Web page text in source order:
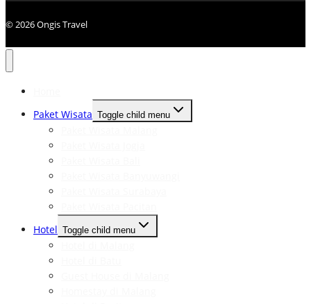
© 2026 Ongis Travel
Paket Wisata Toggle child menu
Hotel Toggle child menu